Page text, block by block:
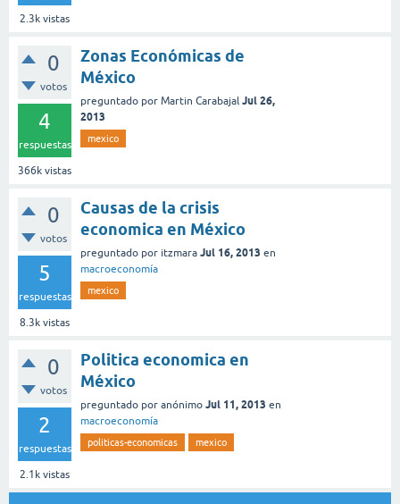
2.3k vistas
0
votos
4
respuestas
366k vistas
Zonas Económicas de
México
preguntado por Martin Carabajal Jul 26,
2013
mexico
0
votos
5
respuestas
8.3k vistas
Causas de la crisis
economica en México
preguntado por itzmara Jul 16, 2013 en
macroeconomía
mexico
0
votos
2
respuestas
2.1k vistas
Politica economica en
México
preguntado por anónimo Jul 11, 2013 en
macroeconomía
politicas-economicas mexico